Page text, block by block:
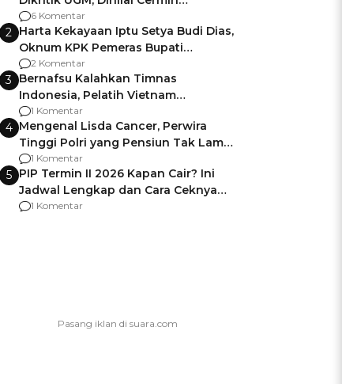
Gagalnya Negara Jamin Keamanan
6 Komentar
2 Harta Kekayaan Iptu Setya Budi Dias,
Oknum KPK Pemeras Bupati
Pemalang
2 Komentar
3 Bernafsu Kalahkan Timnas
Indonesia, Pelatih Vietnam
Berencana Pakai Jimat di Pakansari
1 Komentar
4 Mengenal Lisda Cancer, Perwira
Tinggi Polri yang Pensiun Tak Lama
Usai Jadi Brigjen
1 Komentar
5 PIP Termin II 2026 Kapan Cair? Ini
Jadwal Lengkap dan Cara Ceknya
agar Dana Tidak Hangus!
1 Komentar